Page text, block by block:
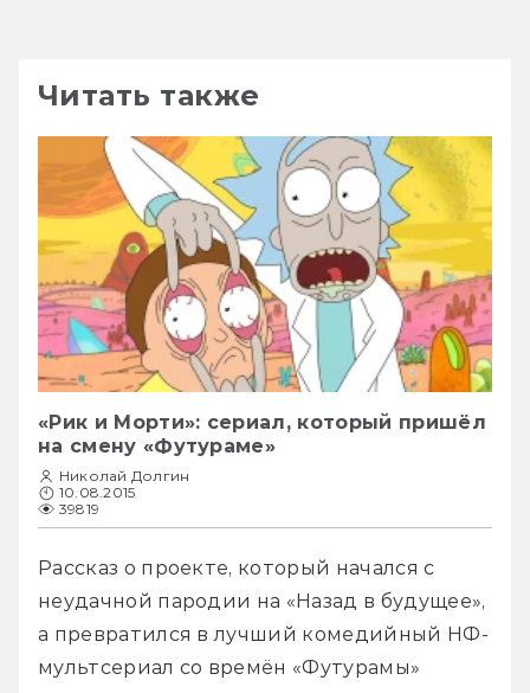
Читать также
«Рик и Морти»: сериал, который пришёл
на смену «Футураме»
Николай Долгин
10.08.2015
39819
Рассказ о проекте, который начался с
неудачной пародии на «Назад в будущее»,
а превратился в лучший комедийный НФ-
мультсериал со времён «Футурамы»